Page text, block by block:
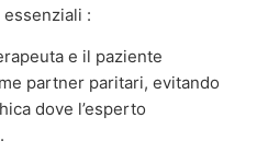
:
e il paziente
partner paritari, evitando
dove l’esperto